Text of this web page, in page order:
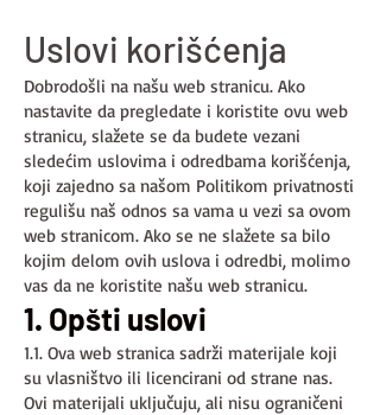
Uslovi korišćenja
Dobrodošli na našu web stranicu. Ako
nastavite da pregledate i koristite ovu web
stranicu, slažete se da budete vezani
sledećim uslovima i odredbama korišćenja,
koji zajedno sa našom Politikom privatnosti
regulišu naš odnos sa vama u vezi sa ovom
web stranicom. Ako se ne slažete sa bilo
kojim delom ovih uslova i odredbi, molimo
vas da ne koristite našu web stranicu.
1. Opšti uslovi
1.1. Ova web stranica sadrži materijale koji
su vlasništvo ili licencirani od strane nas.
Ovi materijali uključuju, ali nisu ograničeni